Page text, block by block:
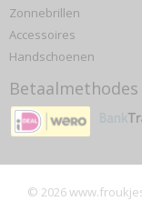
Zonnebrillen
Accessoires
Handschoenen
Betaalmethodes
© 2026